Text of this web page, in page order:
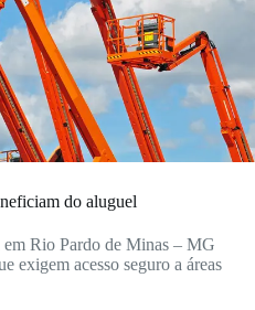
do aluguel
Rio Pardo de Minas – MG
exigem acesso seguro a áreas